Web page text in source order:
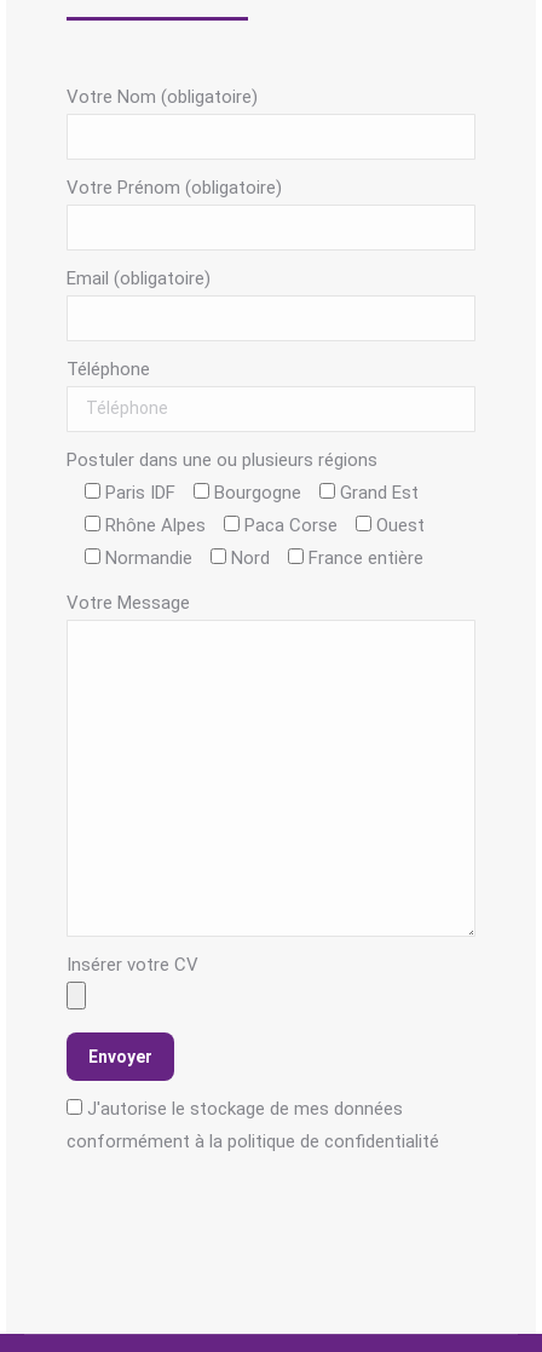
Votre Nom (obligatoire)
Votre Prénom (obligatoire)
Email (obligatoire)
Téléphone
Postuler dans une ou plusieurs régions
Paris IDF
Bourgogne
Grand Est
Rhône Alpes
Paca Corse
Ouest
Normandie
Nord France entière
Votre Message
Insérer votre CV
J'autorise le stockage de mes données
conformément à la politique de confidentialité